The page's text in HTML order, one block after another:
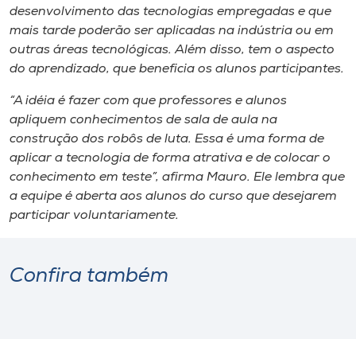
desenvolvimento das tecnologias empregadas e que
mais tarde poderão ser aplicadas na indústria ou em
outras áreas tecnológicas. Além disso, tem o aspecto
do aprendizado, que beneficia os alunos participantes.
“A idéia é fazer com que professores e alunos
apliquem conhecimentos de sala de aula na
construção dos robôs de luta. Essa é uma forma de
aplicar a tecnologia de forma atrativa e de colocar o
conhecimento em teste”, afirma Mauro. Ele lembra que
a equipe é aberta aos alunos do curso que desejarem
participar voluntariamente.
Confira também